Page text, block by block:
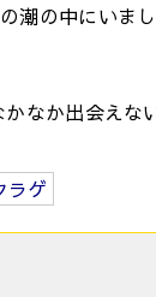
潮の中にいまし
か出会えない
ラゲ